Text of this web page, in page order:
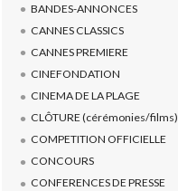
BANDES-ANNONCES
CANNES CLASSICS
CANNES PREMIERE
CINEFONDATION
CINEMA DE LA PLAGE
CLÔTURE (cérémonies/films)
COMPETITION OFFICIELLE
CONCOURS
CONFERENCES DE PRESSE